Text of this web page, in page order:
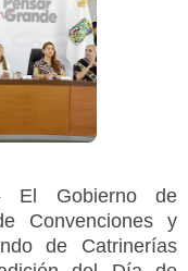
El Gobierno de
Convenciones y
de Catrinerías